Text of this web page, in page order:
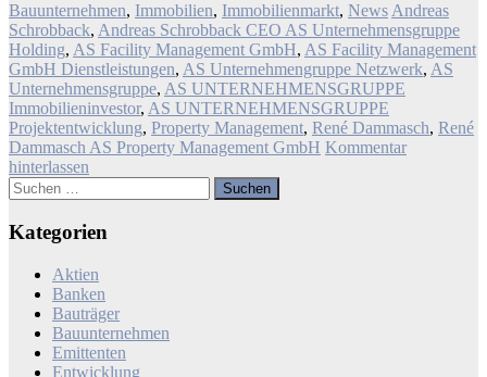
Bauunternehmen, Immobilien, Immobilienmarkt, NewsAndreas
Schrobback, Andreas Schrobback CEO AS Unternehmensgruppe
Holding, AS Facility Management GmbH, AS Facility Management
GmbH Dienstleistungen, AS Unternehmengruppe Netzwerk, AS
Unternehmensgruppe, AS UNTERNEHMENSGRUPPE
Immobilieninvestor, AS UNTERNEHMENSGRUPPE
Projektentwicklung, Property Management, René Dammasch, René
Dammasch AS Property Management GmbH Kommentar
hinterlassen
Suchen
nach:
Kategorien
Aktien
Banken
Bauträger
Bauunternehmen
Emittenten
Entwicklung